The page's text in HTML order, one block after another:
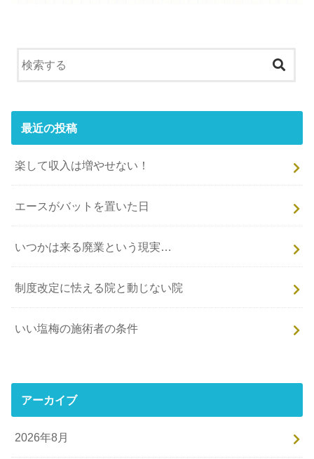
最近の投稿
楽して収入は増やせない！
エースがバットを置いた日
いつかは来る廃業という現実…
制度改定に怯える院と動じない院
いい塩梅の施術者の条件
アーカイブ
2026年8月